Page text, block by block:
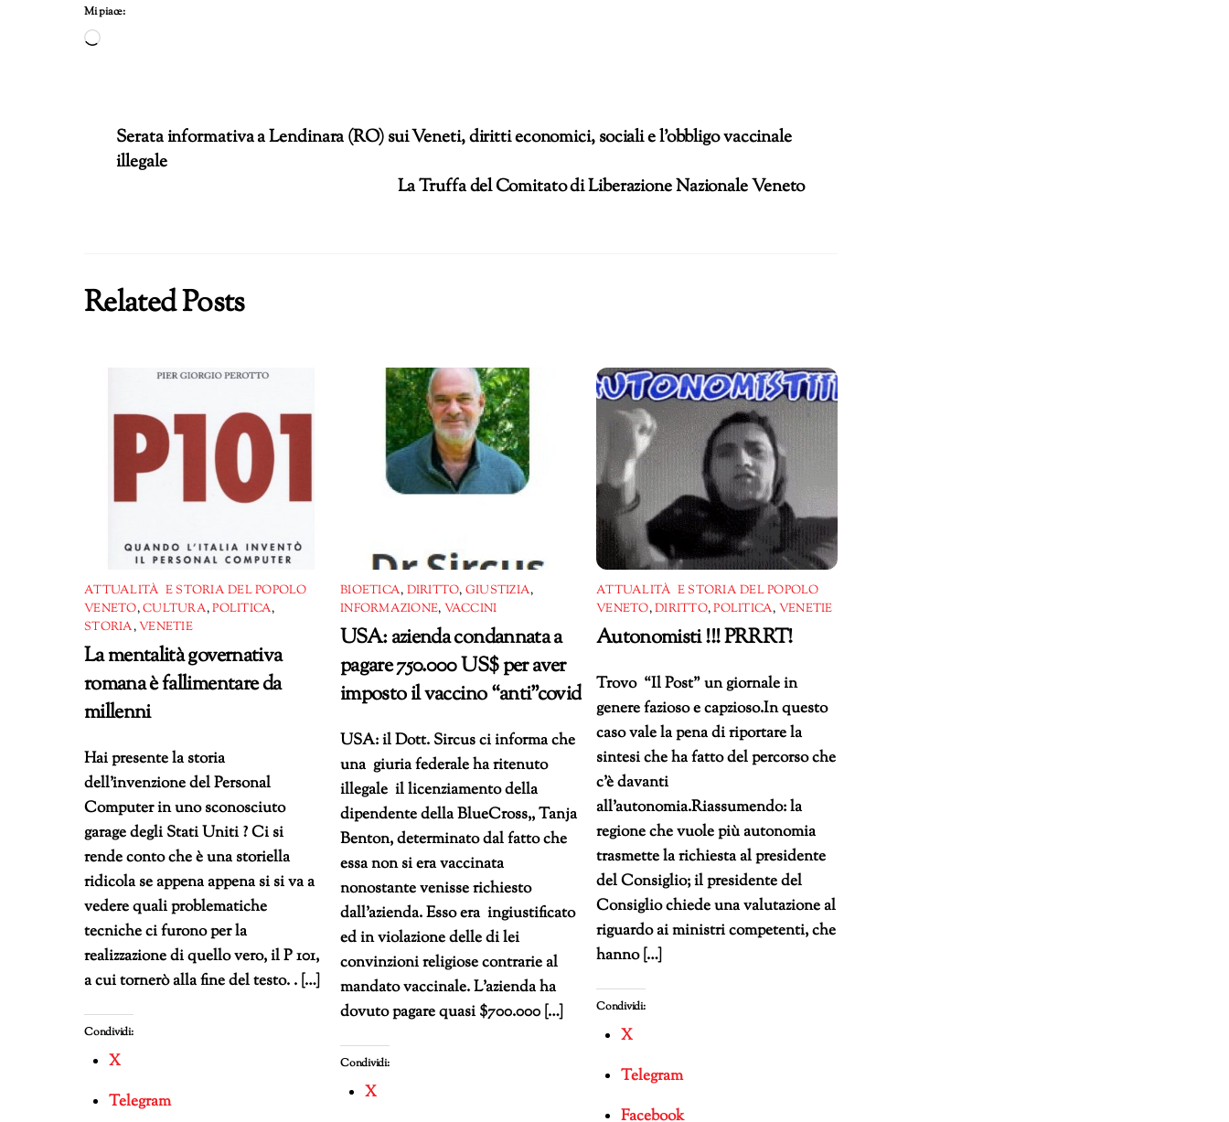
Mi piace:
Caricamento
Serata informativa a Lendinara (RO) sui Veneti, diritti economici, sociali e l’obbligo vaccinale
illegale
La Truffa del Comitato di Liberazione Nazionale Veneto
Related Posts
ATTUALITÀ E STORIA DEL POPOLO
VENETO,CULTURA,POLITICA,
STORIA,VENETIE
La mentalità governativa
romana è fallimentare da
millenni
Hai presente la storia
dell’invenzione del Personal
Computer in uno sconosciuto
garage degli Stati Uniti ? Ci si
rende conto che è una storiella
ridicola se appena appena si si va a
vedere quali problematiche
tecniche ci furono per la
realizzazione di quello vero, il P 101,
a cui tornerò alla fine del testo. . […]
Condividi:
X
Telegram
BIOETICA, DIRITTO, GIUSTIZIA,
INFORMAZIONE, VACCINI
USA: azienda condannata a
pagare 750.000 US$ per aver
imposto il vaccino “anti”covid
USA: il Dott. Sircus ci informa che
una giuria federale ha ritenuto
illegale il licenziamento della
dipendente della BlueCross,, Tanja
Benton, determinato dal fatto che
essa non si era vaccinata
nonostante venisse richiesto
dall’azienda. Esso era ingiustificato
ed in violazione delle di lei
convinzioni religiose contrarie al
mandato vaccinale. L’azienda ha
dovuto pagare quasi $700.000 […]
Condividi:
X
ATTUALITÀ E STORIA DEL POPOLO
VENETO,DIRITTO,POLITICA, VENETIE
Autonomisti !!! PRRRT!
Trovo “Il Post” un giornale in
genere fazioso e capzioso.In questo
caso vale la pena di riportare la
sintesi che ha fatto del percorso che
c’è davanti
all’autonomia.Riassumendo: la
regione che vuole più autonomia
trasmette la richiesta al presidente
del Consiglio; il presidente del
Consiglio chiede una valutazione al
riguardo ai ministri competenti, che
hanno […]
Condividi:
X
Telegram
Facebook